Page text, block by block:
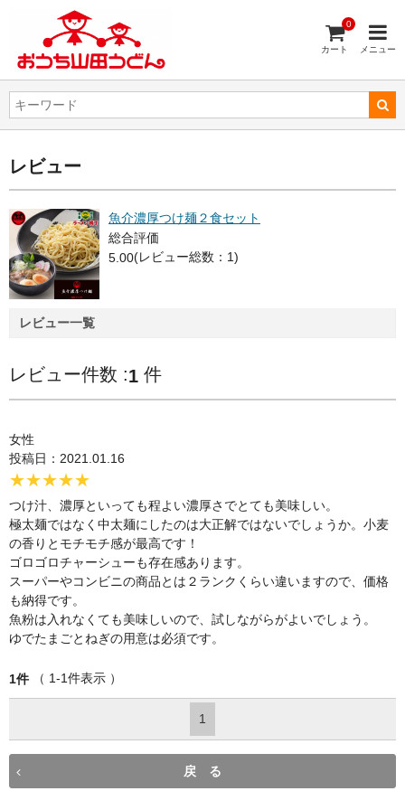
カート
0
メニュー
レビュー
魚介濃厚つけ麺２食セット
総合評価
5.00(レビュー総数：1)
レビュー一覧
レビュー件数 :1 件
女性
投稿日：2021.01.16
★★★★★
つけ汁、濃厚といっても程よい濃厚さでとても美味しい。
極太麺ではなく中太麺にしたのは大正解ではないでしょうか。小麦
の香りとモチモチ感が最高です！
ゴロゴロチャーシューも存在感あります。
スーパーやコンビニの商品とは２ランクくらい違いますので、価格
も納得です。
魚粉は入れなくても美味しいので、試しながらがよいでしょう。
ゆでたまごとねぎの用意は必須です。
1件 （ 1-1件表示 ）
1
戻 る